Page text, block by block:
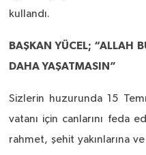
kullandı.
BAŞKAN YÜCEL; “ALLAH
DAHA YAŞATMASIN”
Sizlerin huzurunda 15
vatanı için canlarını feda
rahmet, şehit yakınlarına